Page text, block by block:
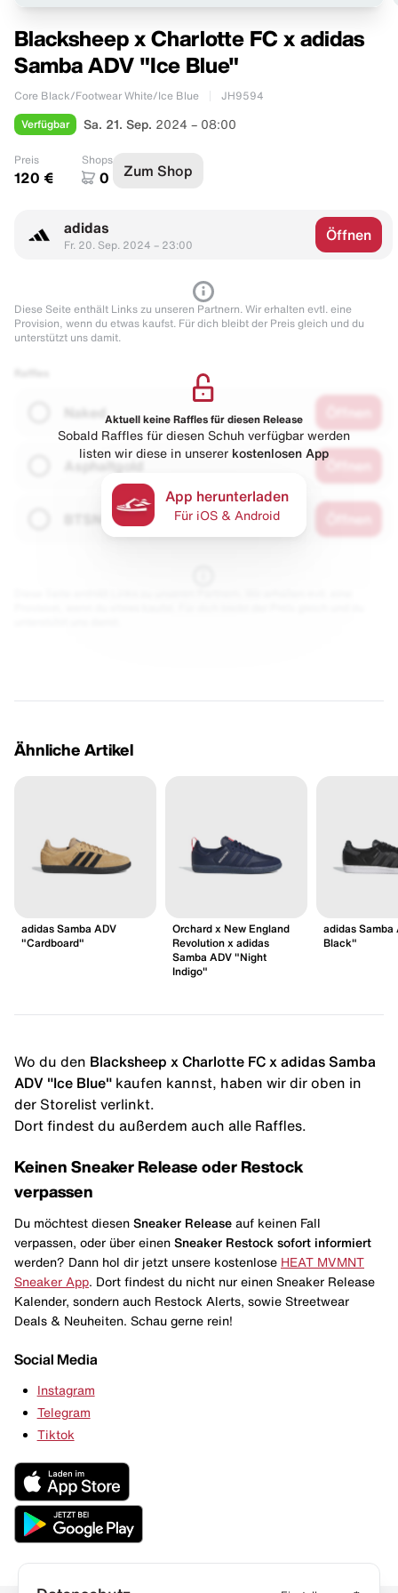
Blacksheep x Charlotte FC x adidas
Samba ADV "Ice Blue"
Core Black/Footwear White/Ice Blue JH9594
Verfügbar Sa. 21. Sep. 2024 – 08:00
Preis
120 €
Shops
0 Zum Shop
adidas
Fr. 20. Sep. 2024 – 23:00
Öffnen
Diese Seite enthält Links zu unseren Partnern. Wir erhalten evtl. eine
Provision, wenn du etwas kaufst. Für dich bleibt der Preis gleich und du
unterstützt uns damit.
Naked
Asphaltgold
Aktuell keine Raffles für diesen Release
Sobald Raffles für diesen Schuh verfügbar werden
listen wir diese in unserer kostenlosen App
App herunterladen
Für iOS & Android
Ähnliche Artikel
adidas Samba ADV
"Cardboard"
Orchard x New England
Revolution x adidas
Samba ADV "Night
Indigo"
adidas Samba
Black"
Wo du den Blacksheep x Charlotte FC x adidas Samba
ADV "Ice Blue" kaufen kannst, haben wir dir oben in
der Storelist verlinkt.
Dort findest du außerdem auch alle Raffles.
Keinen Sneaker Release oder Restock
verpassen
Du möchtest diesen Sneaker Release auf keinen Fall
verpassen, oder über einen Sneaker Restock sofort informiert
werden? Dann hol dir jetzt unsere kostenlose HEAT MVMNT
Sneaker App . Dort findest du nicht nur einen Sneaker Release
Kalender, sondern auch Restock Alerts, sowie Streetwear
Deals & Neuheiten. Schau gerne rein!
Social Media
Instagram
Telegram
Tiktok